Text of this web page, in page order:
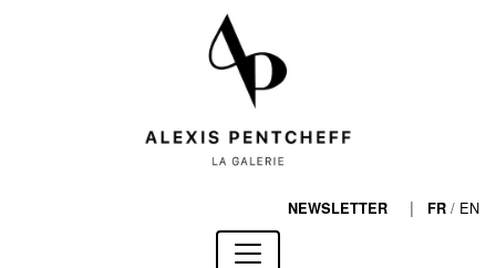
NEWSLETTER | FR / EN